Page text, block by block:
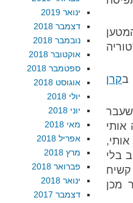
בקרן
בלי
קשיח
מכן
ינואר 2019
דצמבר 2018
נובמבר 2018
אוקטובר 2018
ספטמבר 2018
אוגוסט 2018
יולי 2018
יוני 2018
מאי 2018
אפריל 2018
מרץ 2018
פברואר 2018
ינואר 2018
דצמבר 2017